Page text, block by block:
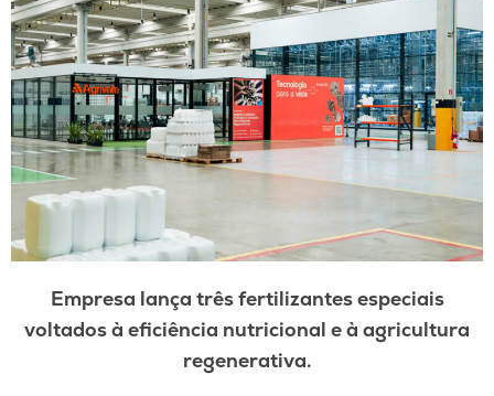
Empresa lança três fertilizantes especiais
voltados à eficiência nutricional e à agricultura
regenerativa.